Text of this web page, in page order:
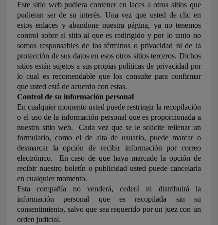
Este sitio web pudiera contener en laces a otros sitios que
pudieran ser de su interés. Una vez que usted de clic en
estos enlaces y abandone nuestra página, ya no tenemos
control sobre al sitio al que es redirigido y por lo tanto no
somos responsables de los términos o privacidad ni de la
protección de sus datos en esos otros sitios terceros. Dichos
sitios están sujetos a sus propias políticas de privacidad por
lo cual es recomendable que los consulte para confirmar
que usted está de acuerdo con estas.
Control de su información personal
En cualquier momento usted puede restringir la recopilación
o el uso de la información personal que es proporcionada a
nuestro sitio web. Cada vez que se le solicite rellenar un
formulario, como el de alta de usuario, puede marcar o
desmarcar la opción de recibir información por correo
electrónico. En caso de que haya marcado la opción de
recibir nuestro boletín o publicidad usted puede cancelarla
en cualquier momento.
Esta compañía no venderá, cederá ni distribuirá la
información personal que es recopilada sin su
consentimiento, salvo que sea requerido por un juez con un
orden judicial.